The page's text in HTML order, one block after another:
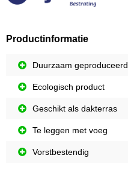
Productinformatie
Duurzaam geproduceerd
Ecologisch product
Geschikt als dakterras
Te leggen met voeg
Vorstbestendig